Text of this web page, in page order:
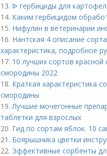
13. ᐉ гербициды для
14. Каким гербицидом
15. Нифулин в ветеринарии
16. Нантская 4 описание
характеристика, подробное
17. 10 лучших сортов
смородины 2022
18. Краткая характеристика
смородины
19.Лучшие мочегонные
таблетки для взрослых
20. Гид по сортам яблок. 10
21. Боярышника цветки
22. Эффективные сорбенты